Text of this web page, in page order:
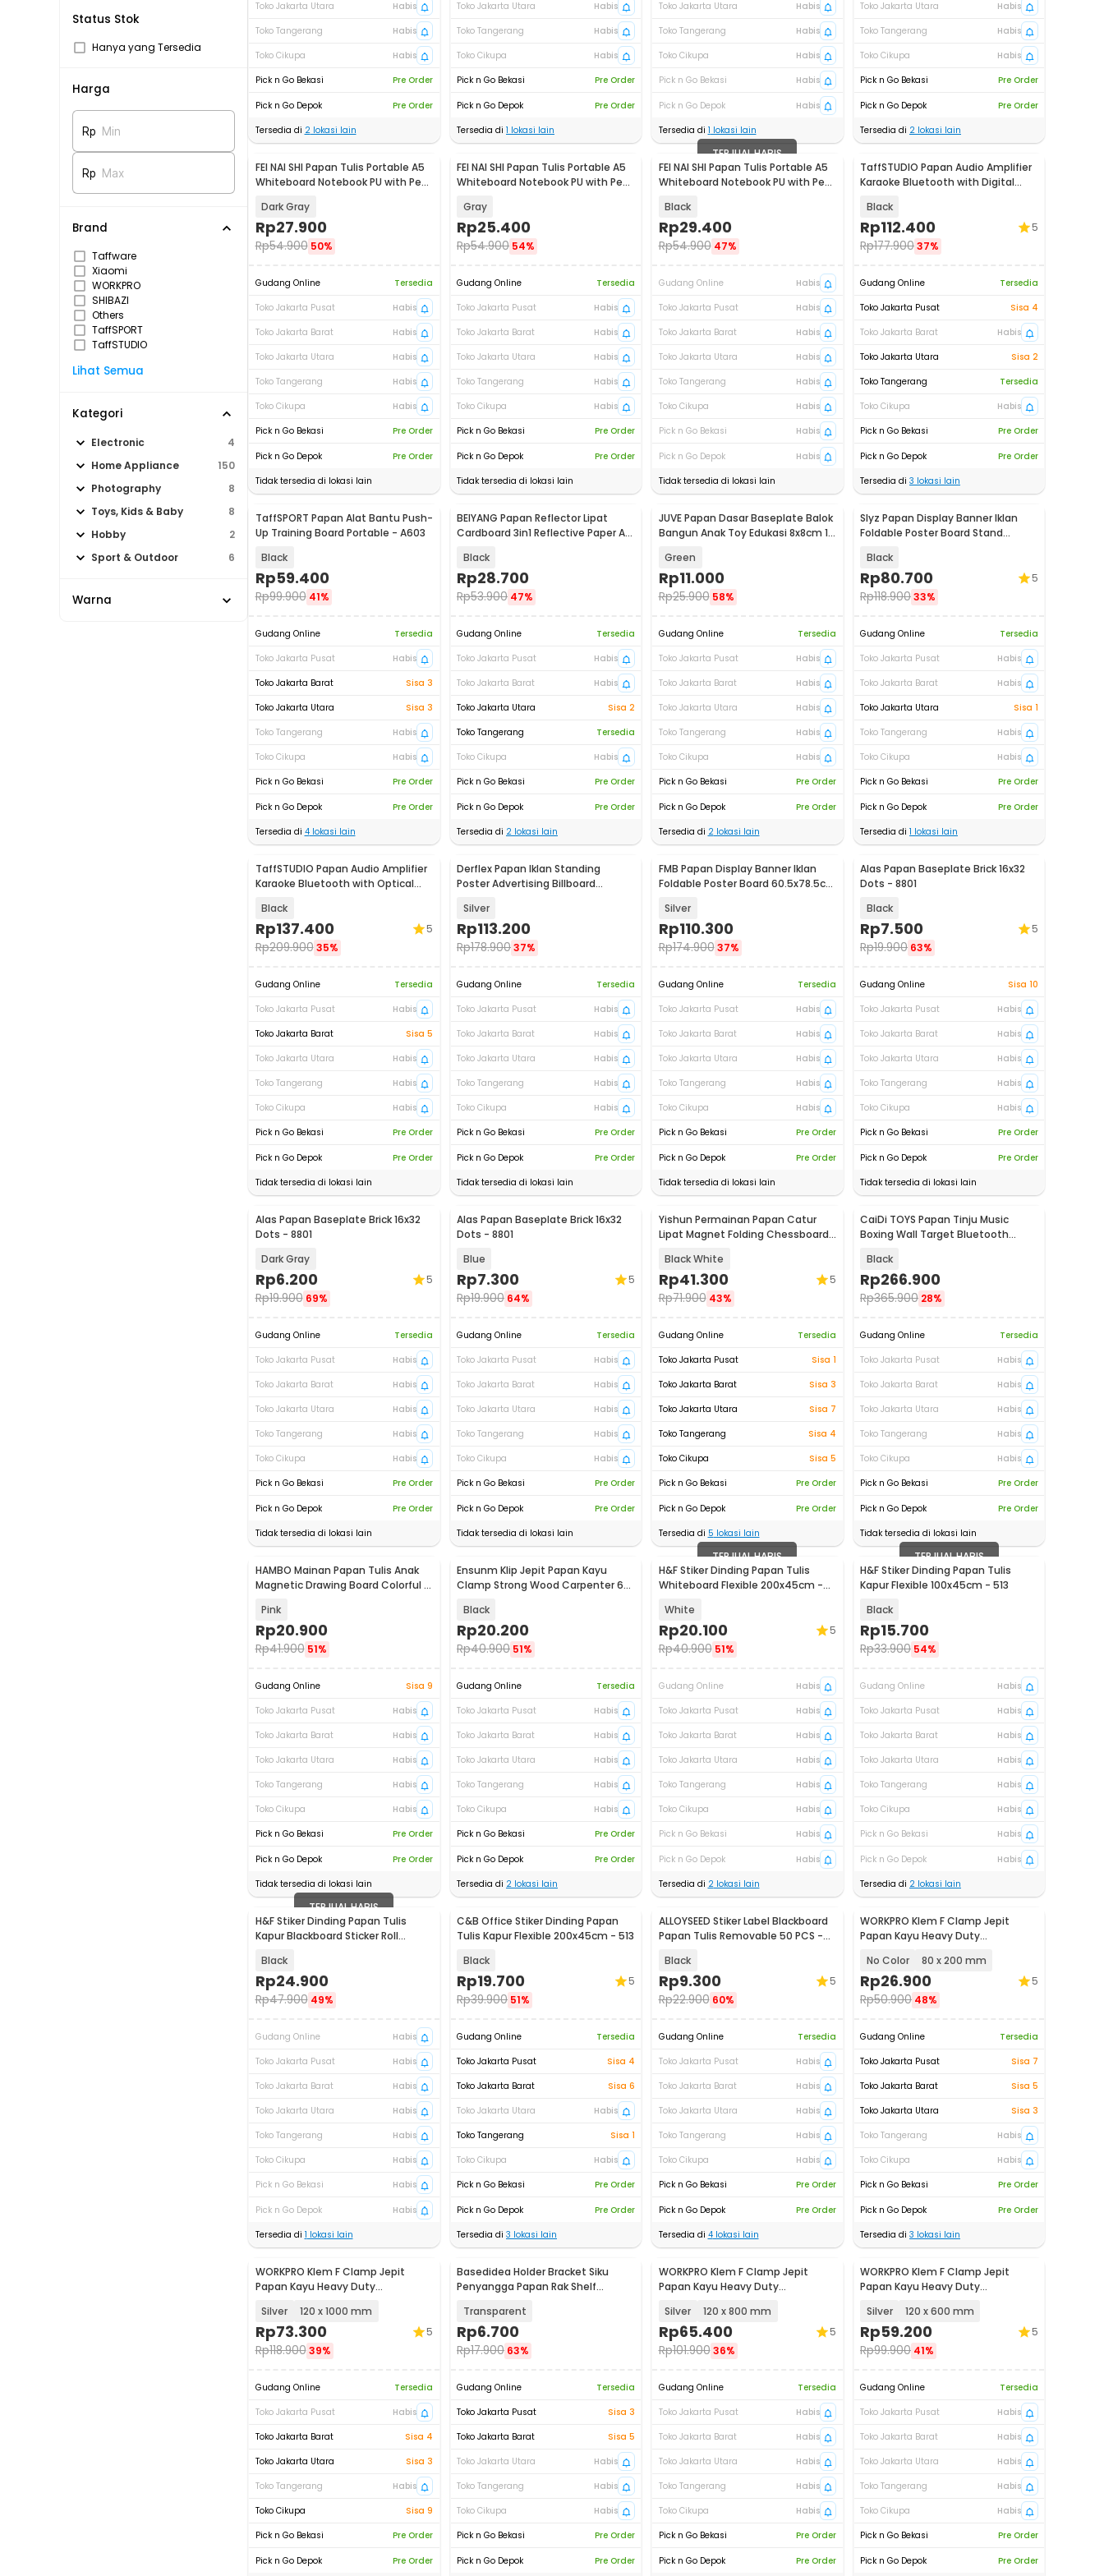
Status Stok
Hanya yang Tersedia
Harga
Rp Min
Rp Max
Brand
Taffware
Xiaomi
WORKPRO
SHIBAZI
Others
TaffSPORT
TaffSTUDIO
Lihat Semua
Kategori
Electronic
4
Home Appliance
150
Photography
8
Toys, Kids & Baby
8
Hobby
2
Sport & Outdoor
6
Warna
Toko Jakarta Utara
Habis
Toko Tangerang
Habis
Toko Cikupa
Habis
Pick n Go Bekasi
Pre Order
Pick n Go Depok
Pre Order
Tersedia di 2lokasi lain
Toko Jakarta Utara
Habis
Toko Tangerang
Habis
Toko Cikupa
Habis
Pick n Go Bekasi
Pre Order
Pick n Go Depok
Pre Order
Tersedia di 1 lokasi lain
Toko Jakarta Utara
Habis
Toko Tangerang
Habis
Toko Cikupa
Habis
Pick n Go Bekasi
Habis
Pick n Go Depok
Habis
Tersedia di 1 lokasi lain
Toko Jakarta Utara
Habis
Toko Tangerang
Habis
Toko Cikupa
Habis
Pick n Go Bekasi
Pre Order
Pick n Go Depok
Pre Order
Tersedia di 2 lokasi lain
FEI NAI SHI Papan Tulis Portable A5
Whiteboard Notebook PU with Pen
Dark Gray
Rp27.900
Rp54.900 50%
Gudang Online
Tersedia
Toko Jakarta Pusat
Habis
Toko Jakarta Barat
Habis
Toko Jakarta Utara
Habis
Toko Tangerang
Habis
Toko Cikupa
Habis
Pick n Go Bekasi
Pre Order
Pick n Go Depok
Pre Order
Tidak tersedia di lokasi lain
FEI NAI SHI Papan Tulis Portable A5
Whiteboard Notebook PU with Pen
Gray
Rp25.400
Rp54.900 54%
Gudang Online
Tersedia
Toko Jakarta Pusat
Habis
Toko Jakarta Barat
Habis
Toko Jakarta Utara
Habis
Toko Tangerang
Habis
Toko Cikupa
Habis
Pick n Go Bekasi
Pre Order
Pick n Go Depok
Pre Order
Tidak tersedia di lokasi lain
TERJUAL HABIS
FEI NAI SHI Papan Tulis Portable A5
Whiteboard Notebook PU with Pen
Black
Rp29.400
Rp54.900 47%
Gudang Online
Habis
Toko Jakarta Pusat
Habis
Toko Jakarta Barat
Habis
Toko Jakarta Utara
Habis
Toko Tangerang
Habis
Toko Cikupa
Habis
Pick n Go Bekasi
Habis
Pick n Go Depok
Habis
Tidak tersedia di lokasi lain
TaffSTUDIO Papan Audio Amplifier
Karaoke Bluetooth with Digital
Black
Rp112.400
Rp177.90037%
5
Gudang Online
Tersedia
Toko Jakarta Pusat
Sisa 4
Toko Jakarta Barat
Habis
Toko Jakarta Utara
Sisa 2
Toko Tangerang
Tersedia
Toko Cikupa
Habis
Pick n Go Bekasi
Pre Order
Pick n Go Depok
Pre Order
Tersedia di 3 lokasi lain
TaffSPORT Papan Alat Bantu Push-
Up Training Board Portable - A603
Black
Rp59.400
Rp99.900 41%
Gudang Online
Tersedia
Toko Jakarta Pusat
Habis
Toko Jakarta Barat
Sisa 3
Toko Jakarta Utara
Sisa 3
Toko Tangerang
Habis
Toko Cikupa
Habis
Pick n Go Bekasi
Pre Order
Pick n Go Depok
Pre Order
Tersedia di 4lokasi lain
BEIYANG Papan Reflector Lipat
Cardboard 3in1 Reflective Paper A3
Black
Rp28.700
Rp53.900 47%
Gudang Online
Tersedia
Toko Jakarta Pusat
Habis
Toko Jakarta Barat
Habis
Toko Jakarta Utara
Sisa 2
Toko Tangerang
Tersedia
Toko Cikupa
Habis
Pick n Go Bekasi
Pre Order
Pick n Go Depok
Pre Order
Tersedia di 2 lokasi lain
JUVE Papan Dasar Baseplate Balok
Bangun Anak Toy Edukasi 8x8cm 1
Green
Rp11.000
Rp25.900 58%
Gudang Online
Tersedia
Toko Jakarta Pusat
Habis
Toko Jakarta Barat
Habis
Toko Jakarta Utara
Habis
Toko Tangerang
Habis
Toko Cikupa
Habis
Pick n Go Bekasi
Pre Order
Pick n Go Depok
Pre Order
Tersedia di 2lokasi lain
Slyz Papan Display Banner Iklan
Foldable Poster Board Stand
Black
Rp80.700
Rp118.90033%
5
Gudang Online
Tersedia
Toko Jakarta Pusat
Habis
Toko Jakarta Barat
Habis
Toko Jakarta Utara
Sisa 1
Toko Tangerang
Habis
Toko Cikupa
Habis
Pick n Go Bekasi
Pre Order
Pick n Go Depok
Pre Order
Tersedia di 1 lokasi lain
TaffSTUDIO Papan Audio Amplifier
Karaoke Bluetooth with Optical
Black
Rp137.400
Rp209.900 35%
5
Gudang Online
Tersedia
Toko Jakarta Pusat
Habis
Toko Jakarta Barat
Sisa 5
Toko Jakarta Utara
Habis
Toko Tangerang
Habis
Toko Cikupa
Habis
Pick n Go Bekasi
Pre Order
Pick n Go Depok
Pre Order
Tidak tersedia di lokasi lain
Derflex Papan Iklan Standing
Poster Advertising Billboard
Silver
Rp113.200
Rp178.90037%
Gudang Online
Tersedia
Toko Jakarta Pusat
Habis
Toko Jakarta Barat
Habis
Toko Jakarta Utara
Habis
Toko Tangerang
Habis
Toko Cikupa
Habis
Pick n Go Bekasi
Pre Order
Pick n Go Depok
Pre Order
Tidak tersedia di lokasi lain
FMB Papan Display Banner Iklan
Foldable Poster Board 60.5x78.5cm
Silver
Rp110.300
Rp174.900 37%
Gudang Online
Tersedia
Toko Jakarta Pusat
Habis
Toko Jakarta Barat
Habis
Toko Jakarta Utara
Habis
Toko Tangerang
Habis
Toko Cikupa
Habis
Pick n Go Bekasi
Pre Order
Pick n Go Depok
Pre Order
Tidak tersedia di lokasi lain
Alas Papan Baseplate Brick 16x32
Dots - 8801
Black
Rp7.500
Rp19.900 63%
5
Gudang Online
Sisa 10
Toko Jakarta Pusat
Habis
Toko Jakarta Barat
Habis
Toko Jakarta Utara
Habis
Toko Tangerang
Habis
Toko Cikupa
Habis
Pick n Go Bekasi
Pre Order
Pick n Go Depok
Pre Order
Tidak tersedia di lokasi lain
Alas Papan Baseplate Brick 16x32
Dots - 8801
Dark Gray
Rp6.200
Rp19.900 69%
5
Gudang Online
Tersedia
Toko Jakarta Pusat
Habis
Toko Jakarta Barat
Habis
Toko Jakarta Utara
Habis
Toko Tangerang
Habis
Toko Cikupa
Habis
Pick n Go Bekasi
Pre Order
Pick n Go Depok
Pre Order
Tidak tersedia di lokasi lain
Alas Papan Baseplate Brick 16x32
Dots - 8801
Blue
Rp7.300
Rp19.900 64%
5
Gudang Online
Tersedia
Toko Jakarta Pusat
Habis
Toko Jakarta Barat
Habis
Toko Jakarta Utara
Habis
Toko Tangerang
Habis
Toko Cikupa
Habis
Pick n Go Bekasi
Pre Order
Pick n Go Depok
Pre Order
Tidak tersedia di lokasi lain
Yishun Permainan Papan Catur
Lipat Magnet Folding Chessboard
Black White
Rp41.300
Rp71.900 43%
5
Gudang Online
Tersedia
Toko Jakarta Pusat
Sisa 1
Toko Jakarta Barat
Sisa 3
Toko Jakarta Utara
Sisa 7
Toko Tangerang
Sisa 4
Toko Cikupa
Sisa 5
Pick n Go Bekasi
Pre Order
Pick n Go Depok
Pre Order
Tersedia di 5 lokasi lain
CaiDi TOYS Papan Tinju Music
Boxing Wall Target Bluetooth
Black
Rp266.900
Rp365.900 28%
Gudang Online
Tersedia
Toko Jakarta Pusat
Habis
Toko Jakarta Barat
Habis
Toko Jakarta Utara
Habis
Toko Tangerang
Habis
Toko Cikupa
Habis
Pick n Go Bekasi
Pre Order
Pick n Go Depok
Pre Order
Tidak tersedia di lokasi lain
HAMBO Mainan Papan Tulis Anak
Magnetic Drawing Board Colorful -
Pink
Rp20.900
Rp41.900 51%
Gudang Online
Sisa 9
Toko Jakarta Pusat
Habis
Toko Jakarta Barat
Habis
Toko Jakarta Utara
Habis
Toko Tangerang
Habis
Toko Cikupa
Habis
Pick n Go Bekasi
Pre Order
Pick n Go Depok
Pre Order
Tidak tersedia di lokasi lain
Ensunm Klip Jepit Papan Kayu
Clamp Strong Wood Carpenter 6
Black
Rp20.200
Rp40.900 51%
Gudang Online
Tersedia
Toko Jakarta Pusat
Habis
Toko Jakarta Barat
Habis
Toko Jakarta Utara
Habis
Toko Tangerang
Habis
Toko Cikupa
Habis
Pick n Go Bekasi
Pre Order
Pick n Go Depok
Pre Order
Tersedia di 2 lokasi lain
TERJUAL HABIS
H&F Stiker Dinding Papan Tulis
Whiteboard Flexible 200x45cm -
White
Rp20.100
Rp40.900 51%
5
Gudang Online
Habis
Toko Jakarta Pusat
Habis
Toko Jakarta Barat
Habis
Toko Jakarta Utara
Habis
Toko Tangerang
Habis
Toko Cikupa
Habis
Pick n Go Bekasi
Habis
Pick n Go Depok
Habis
Tersedia di 2lokasi lain
TERJUAL HABIS
H&F Stiker Dinding Papan Tulis
Kapur Flexible 100x45cm - 513
Black
Rp15.700
Rp33.900 54%
Gudang Online
Habis
Toko Jakarta Pusat
Habis
Toko Jakarta Barat
Habis
Toko Jakarta Utara
Habis
Toko Tangerang
Habis
Toko Cikupa
Habis
Pick n Go Bekasi
Habis
Pick n Go Depok
Habis
Tersedia di 2 lokasi lain
TERJUAL HABIS
H&F Stiker Dinding Papan Tulis
Kapur Blackboard Sticker Roll
Black
Rp24.900
Rp47.900 49%
Gudang Online
Habis
Toko Jakarta Pusat
Habis
Toko Jakarta Barat
Habis
Toko Jakarta Utara
Habis
Toko Tangerang
Habis
Toko Cikupa
Habis
Pick n Go Bekasi
Habis
Pick n Go Depok
Habis
Tersedia di 1 lokasi lain
C&B Office Stiker Dinding Papan
Tulis Kapur Flexible 200x45cm - 513
Black
Rp19.700
Rp39.900 51%
5
Gudang Online
Tersedia
Toko Jakarta Pusat
Sisa 4
Toko Jakarta Barat
Sisa 6
Toko Jakarta Utara
Habis
Toko Tangerang
Sisa 1
Toko Cikupa
Habis
Pick n Go Bekasi
Pre Order
Pick n Go Depok
Pre Order
Tersedia di 3 lokasi lain
ALLOYSEED Stiker Label Blackboard
Papan Tulis Removable 50 PCS -
Black
Rp9.300
Rp22.900 60%
5
Gudang Online
Tersedia
Toko Jakarta Pusat
Habis
Toko Jakarta Barat
Habis
Toko Jakarta Utara
Habis
Toko Tangerang
Habis
Toko Cikupa
Habis
Pick n Go Bekasi
Pre Order
Pick n Go Depok
Pre Order
Tersedia di 4lokasi lain
WORKPRO Klem F Clamp Jepit
Papan Kayu Heavy Duty
No Color 80 x 200 mm
Rp26.900
Rp50.900 48%
5
Gudang Online
Tersedia
Toko Jakarta Pusat
Sisa 7
Toko Jakarta Barat
Sisa 5
Toko Jakarta Utara
Sisa 3
Toko Tangerang
Habis
Toko Cikupa
Habis
Pick n Go Bekasi
Pre Order
Pick n Go Depok
Pre Order
Tersedia di 3 lokasi lain
WORKPRO Klem F Clamp Jepit
Papan Kayu Heavy Duty
Silver 120 x 1000 mm
Rp73.300
Rp118.900 39%
5
Gudang Online
Tersedia
Toko Jakarta Pusat
Habis
Toko Jakarta Barat
Sisa 4
Toko Jakarta Utara
Sisa 3
Toko Tangerang
Habis
Toko Cikupa
Sisa 9
Pick n Go Bekasi
Pre Order
Pick n Go Depok Pre Order
Basedidea Holder Bracket Siku
Penyangga Papan Rak Shelf
Transparent
Rp6.700
Rp17.900 63%
Gudang Online
Tersedia
Toko Jakarta Pusat
Sisa 3
Toko Jakarta Barat
Sisa 5
Toko Jakarta Utara
Habis
Toko Tangerang
Habis
Toko Cikupa
Habis
Pick n Go Bekasi
Pre Order
Pick n Go Depok Pre Order
WORKPRO Klem F Clamp Jepit
Papan Kayu Heavy Duty
Silver 120 x 800 mm
Rp65.400
Rp101.900 36%
5
Gudang Online
Tersedia
Toko Jakarta Pusat
Habis
Toko Jakarta Barat
Habis
Toko Jakarta Utara
Habis
Toko Tangerang
Habis
Toko Cikupa
Habis
Pick n Go Bekasi
Pre Order
Pick n Go Depok Pre Order
WORKPRO Klem F Clamp Jepit
Papan Kayu Heavy Duty
Silver 120 x 600 mm
Rp59.200
Rp99.900 41%
5
Gudang Online
Tersedia
Toko Jakarta Pusat
Habis
Toko Jakarta Barat
Habis
Toko Jakarta Utara
Habis
Toko Tangerang
Habis
Toko Cikupa
Habis
Pick n Go Bekasi
Pre Order
Pick n Go Depok Pre Order